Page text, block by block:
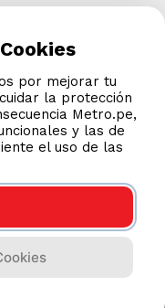
por mejorar tu
la protección
Metro.pe,
y las de
el uso de las